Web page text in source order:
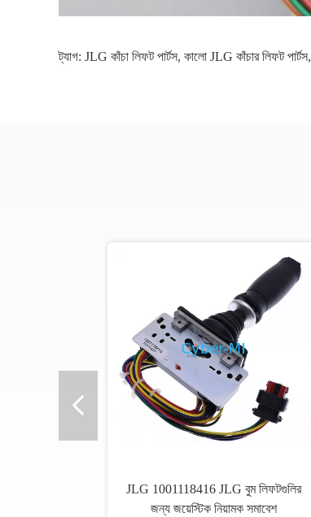
ট্যাগ: JLG কাঁচা লিফট পার্টস, কালো JLG কাঁচার লিফট পার্টস,
JLG 1001118416 JLG বুম লিফটগুলির
জন্য জয়েস্টিক নিয়ামক সমাবেশ